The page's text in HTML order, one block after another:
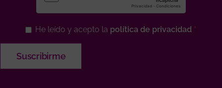
He leído y acepto la política de privacidad